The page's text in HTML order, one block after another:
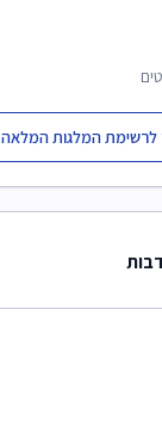
לרשימת המלגות המלאה